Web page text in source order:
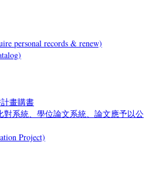
personal records & renew)
畫購書
對系統、學位論文系統、論文應予以公
Project)